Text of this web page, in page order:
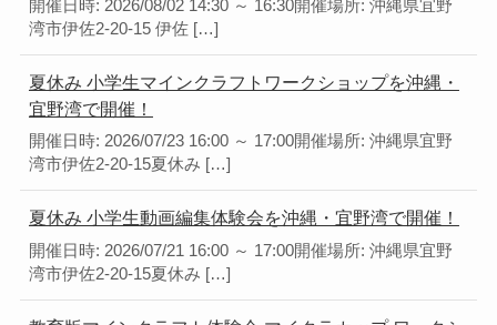
開催日時: 2026/08/02 14:30 ～ 16:30開催場所: 沖縄県宜野
湾市伊佐2-20-15 伊佐 […]
夏休み 小学生マインクラフトワークショップを沖縄・
宜野湾で開催！
開催日時: 2026/07/23 16:00 ～ 17:00開催場所: 沖縄県宜野
湾市伊佐2-20-15夏休み […]
夏休み 小学生動画編集体験会を沖縄・宜野湾で開催！
開催日時: 2026/07/21 16:00 ～ 17:00開催場所: 沖縄県宜野
湾市伊佐2-20-15夏休み […]